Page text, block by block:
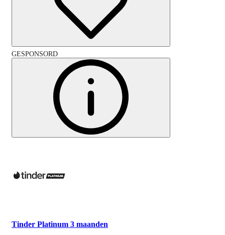
GESPONSORD
Tinder Platinum 3 maanden